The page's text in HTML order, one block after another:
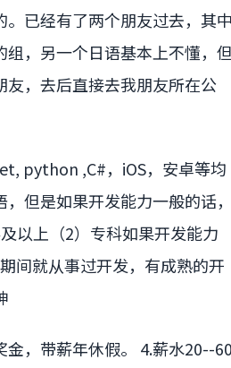
已经有了两个朋友过去，其中
，另一个日语基本上不懂，但
，去后直接去我朋友所在公
python ,C#，iOS，安卓等均
但是如果开发能力一般的话，
以上（2）专科如果开发能力
间就从事过开发，有成熟的开
，带薪年休假。 4.薪水20--60